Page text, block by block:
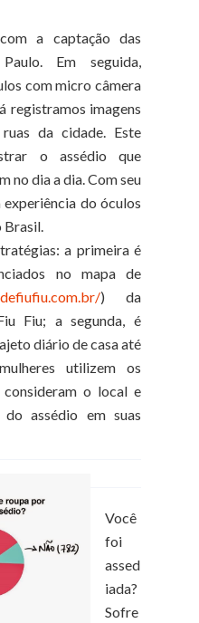
a captação das
Em seguida,
com micro câmera
registramos imagens
da cidade. Este
o assédio que
no dia a dia. Com seu
do óculos
a primeira é
no mapa de
) da
Fiu; a segunda, é
diário de casa até
utilizem os
o local e
assédio em suas
Você
foi
assed
iada?
Sofre